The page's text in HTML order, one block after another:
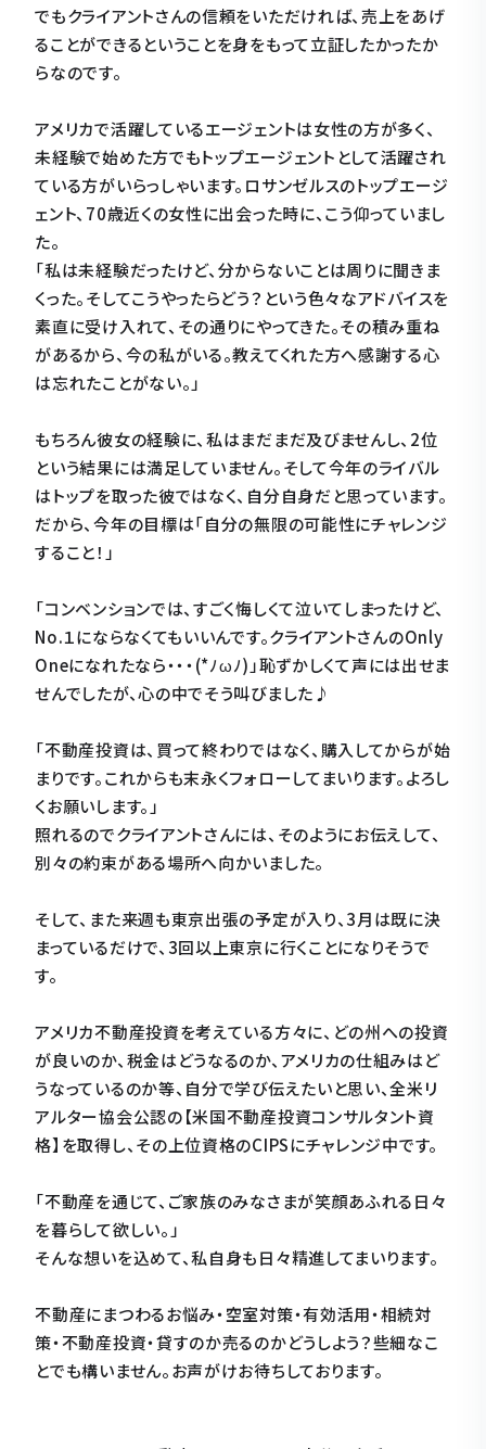
でもクライアントさんの信頼をいただければ、売上をあげ
ることができるということを身をもって立証したかったか
らなのです。
アメリカで活躍しているエージェントは女性の方が多く、
未経験で始めた方でもトップエージェントとして活躍され
ている方がいらっしゃいます。ロサンゼルスのトップエージ
ェント、70歳近くの女性に出会った時に、こう仰っていまし
た。
「私は未経験だったけど、分からないことは周りに聞きま
くった。そしてこうやったらどう？という色々なアドバイスを
素直に受け入れて、その通りにやってきた。その積み重ね
があるから、今の私がいる。教えてくれた方へ感謝する心
は忘れたことがない。」
もちろん彼女の経験に、私はまだまだ及びませんし、2位
という結果には満足していません。そして今年のライバル
はトップを取った彼ではなく、自分自身だと思っています。
だから、今年の目標は「自分の無限の可能性にチャレンジ
すること！」
「コンベンションでは、すごく悔しくて泣いてしまったけど、
No.１にならなくてもいいんです。クライアントさんのOnly
Oneになれたなら・・・(*ﾉωﾉ)」恥ずかしくて声には出せま
せんでしたが、心の中でそう叫びました♪
「不動産投資は、買って終わりではなく、購入してからが始
まりです。これからも末永くフォローしてまいります。よろし
くお願いします。」
照れるのでクライアントさんには、そのようにお伝えして、
別々の約束がある場所へ向かいました。
そして、また来週も東京出張の予定が入り、3月は既に決
まっているだけで、3回以上東京に行くことになりそうで
す。
アメリカ不動産投資を考えている方々に、どの州への投資
が良いのか、税金はどうなるのか、アメリカの仕組みはど
うなっているのか等、自分で学び伝えたいと思い、全米リ
アルター協会公認の【米国不動産投資コンサルタント資
格】を取得し、その上位資格のCIPSにチャレンジ中です。
「不動産を通じて、ご家族のみなさまが笑顔あふれる日々
を暮らして欲しい。」
そんな想いを込めて、私自身も日々精進してまいります。
不動産にまつわるお悩み・空室対策・有効活用・相続対
策・不動産投資・貸すのか売るのかどうしよう？些細なこ
とでも構いません。お声がけお待ちしております。